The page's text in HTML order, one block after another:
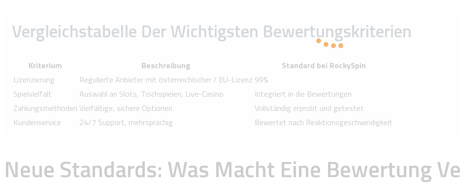
Vergleichstabelle Der Wichtigsten Bewertungskriterien
Kriterium Beschreibung
Standard bei RockySpin
Lizenzierung
Regulierte Anbieter mit österreichischer / EU-Lizenz 99%
Spielvielfalt
Auswahl an Slots, Tischspielen, Live-Casino
Integriert in die Bewertungen
Zahlungsmethoden Vielfältige, sichere Optionen
Vollständig erprobt und getestet
Kundenservice
24/7 Support, mehrsprachig Bewertet nach Reaktionsgeschwindigkeit
Neue Standards: Was Macht Eine Bewertung